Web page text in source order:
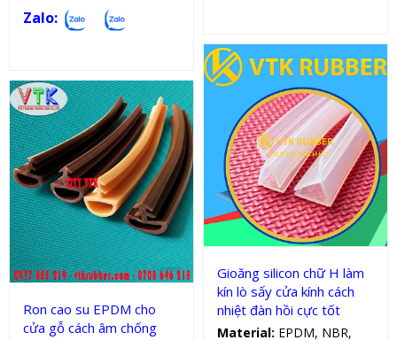
Zalo:
Gioăng silicon, cao su chữ H
Gioăng silicon chữ H làm
kín lò sấy cửa kính cách
nhiệt đàn hồi cực tốt
Material: EPDM, NBR,
Gioăng cao su cửa
Ron cao su EPDM cho
cửa gỗ cách âm chống